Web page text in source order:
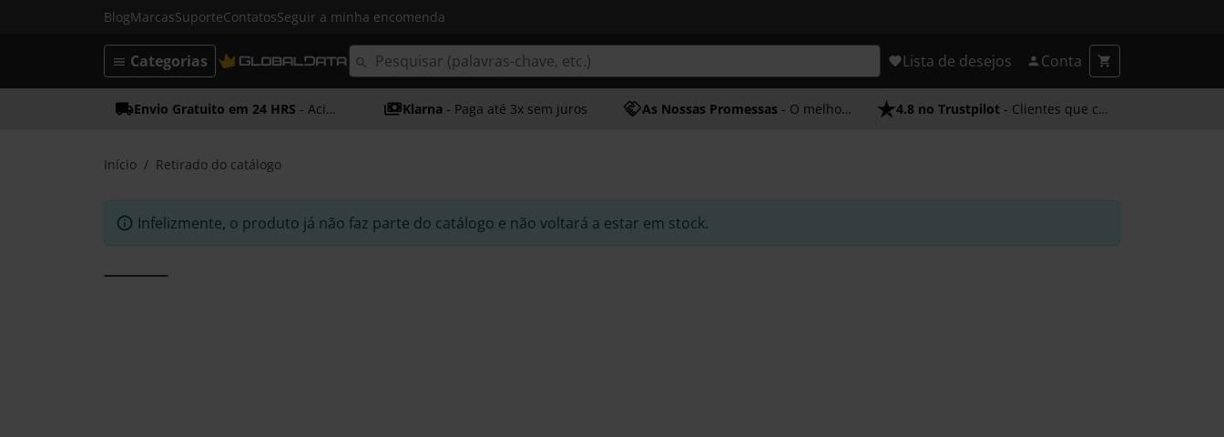
BlogMarcasSuporteContatosSeguir a minha encomenda
Lista de desejos Conta
Categorias
Envio Gratuito em 24 HRS - Acima dos 50€ Klarna - Paga até 3x sem juros As Nossas Promessas - O melhor atendimento 4.8 no Trustpilot - Clientes que confiam em nós
Início Retirado do catálogo
Infelizmente, o produto já não faz parte do catálogo e não voltará a estar em stock.